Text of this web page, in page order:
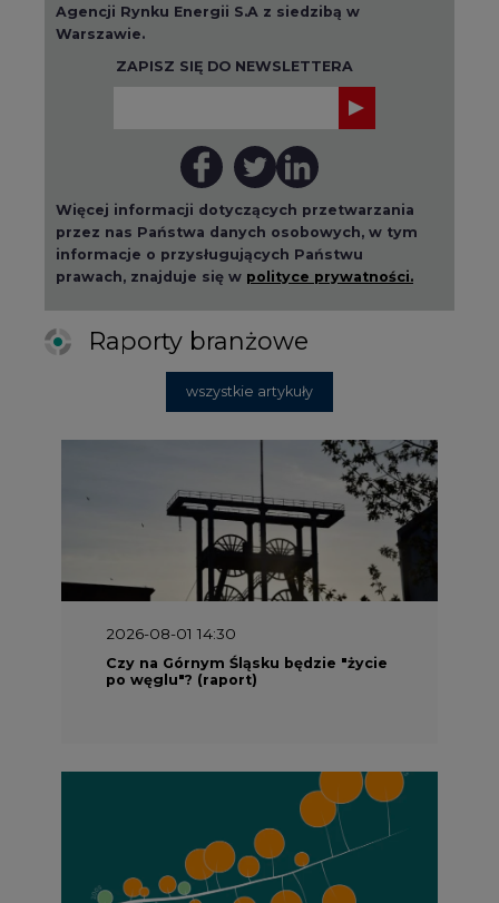
Agencji Rynku Energii S.A z siedzibą w
Warszawie.
ZAPISZ SIĘ DO NEWSLETTERA
Więcej informacji dotyczących przetwarzania
przez nas Państwa danych osobowych, w tym
informacje o przysługujących Państwu
prawach, znajduje się w polityce prywatności.
Raporty branżowe
wszystkie artykuły
2026-08-01 14:30
Czy na Górnym Śląsku będzie "życie
po węglu"? (raport)